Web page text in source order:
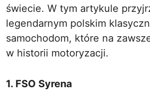
świecie. W tym artykule
legendarnym polskim
samochodom, które na
w historii motoryzacji.
1. FSO Syrena